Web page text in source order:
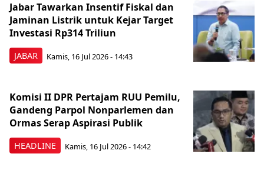
JABAR
Jabar Tawarkan Insentif Fiskal dan
Jaminan Listrik untuk Kejar Target
Investasi Rp314 Triliun
Kamis, 16 Jul 2026 - 14:43
HEADLINE
Komisi II DPR Pertajam RUU Pemilu,
Gandeng Parpol Nonparlemen dan
Ormas Serap Aspirasi Publik
Kamis, 16 Jul 2026 - 14:42